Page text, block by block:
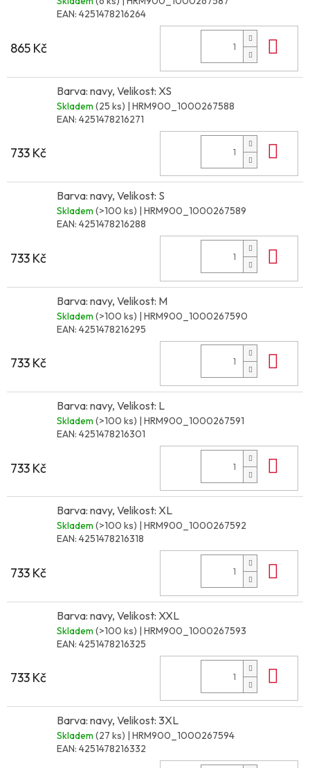
EAN: 4251478216264
865 Kč
Barva: navy, Velikost: XS
Skladem (25 ks) | HRM900_1000267588
EAN: 4251478216271
733 Kč
Barva: navy, Velikost: S
Skladem (>100 ks) | HRM900_1000267589
EAN: 4251478216288
733 Kč
Barva: navy, Velikost: M
Skladem (>100 ks) | HRM900_1000267590
EAN: 4251478216295
733 Kč
Barva: navy, Velikost: L
Skladem (>100 ks) | HRM900_1000267591
EAN: 4251478216301
733 Kč
Barva: navy, Velikost: XL
Skladem (>100 ks) | HRM900_1000267592
EAN: 4251478216318
733 Kč
Barva: navy, Velikost: XXL
Skladem (>100 ks) | HRM900_1000267593
EAN: 4251478216325
733 Kč
Barva: navy, Velikost: 3XL
Skladem (27 ks) | HRM900_1000267594
EAN: 4251478216332